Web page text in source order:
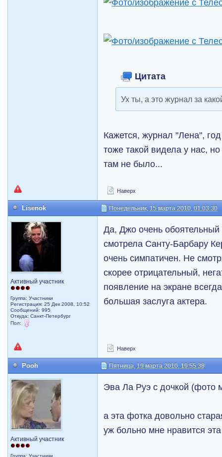
Цитата
Ух ты, а это журнал за
Кажется, журнал "Лена",
тоже такой видела у нас,
там не было...
Наверх
Lisenok Понедельник, 15 марта 2010, 01:03:30
Активный участник
Группа: Участники
Регистрация: 25 Дек 2008, 10:52
Сообщений: 995
Откуда: Санкт-Петербург
Пол:
Да, Джо очень обоятельный
смотрела Санту-Барбару
очень симпатичен. Не
скорее отрицательный,
появление на экране
большая заслуга актера.
Наверх
Pooh Пятница, 19 марта 2010, 19:55:38
Активный участник
Группа: Участники
Эва Ла Руэ с дочкой (фото
а эта фотка довольно
уж больно мне нравится